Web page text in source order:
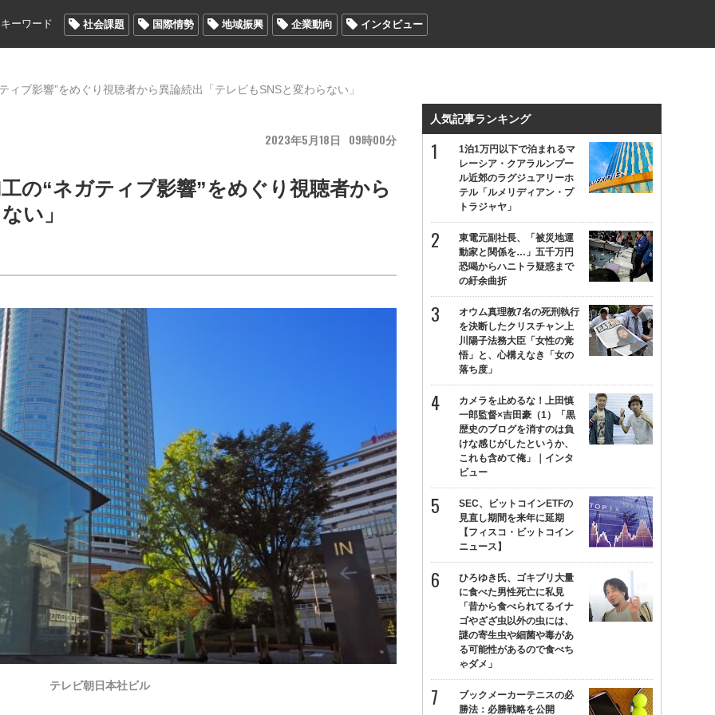
ーワード 社会課題 国際情勢 地域振興 企業動向 インタビュー
ィブ影響”をめぐり視聴者から異論続出「テレビもSNSと変わらない」
2023 5 18 09 00
の“ネガティブ影響”をめぐり視聴者から
い」
テレビ朝日本社ビル
人気記事ランキング
1泊1万円以下で泊まれるマ
レーシア・クアラルンプー
ル近郊のラグジュアリーホ
テル「ルメリディアン・プ
トラジャヤ」
東電元副社長、「被災地運
動家と関係を…」五千万円
恐喝からハニトラ疑惑まで
の紆余曲折
オウム真理教7名の死刑執行
を決断したクリスチャン上
川陽子法務大臣「女性の覚
悟」と、心構えなき「女の
落ち度」
カメラを止めるな！上田慎
一郎監督×吉田豪（1）「黒
歴史のブログを消すのは負
けな感じがしたというか、
これも含めて俺」｜インタ
ビュー
SEC、ビットコインETFの
見直し期間を来年に延期
【フィスコ・ビットコイン
ニュース】
ひろゆき氏、ゴキブリ大量
に食べた男性死亡に私見
「昔から食べられてるイナ
ゴやざざ虫以外の虫には、
謎の寄生虫や細菌や毒があ
る可能性があるので食べち
ゃダメ」
ブックメーカーテニスの必
勝法：必勝戦略を公開